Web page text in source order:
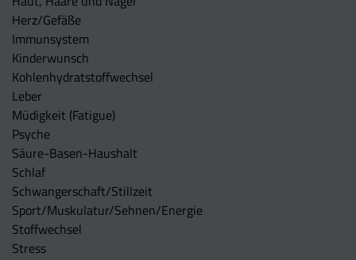
Herz/Gefäße
Immunsystem
Kinderwunsch
Kohlenhydratstoffwechsel
Leber
Müdigkeit (Fatigue)
Psyche
Säure-Basen-Haushalt
Schlaf
Schwangerschaft/Stillzeit
Sport/Muskulatur/Sehnen/Energie
Stoffwechsel
Stress